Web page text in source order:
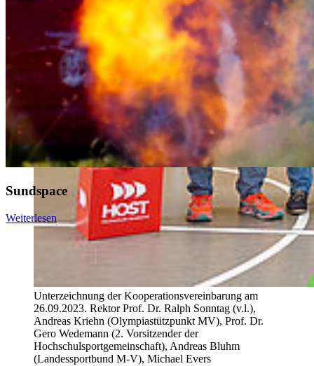
Sundspace
Weiterlesen
Unterzeichnung der Kooperationsvereinbarung am
26.09.2023. Rektor Prof. Dr. Ralph Sonntag (v.l.),
Andreas Kriehn (Olympiastützpunkt MV), Prof. Dr.
Gero Wedemann (2. Vorsitzender der
Hochschulsportgemeinschaft), Andreas Bluhm
(Landessportbund M-V), Michael Evers